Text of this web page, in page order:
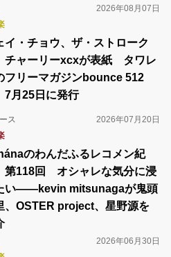
2026年08月07日
イ・チョウ、ザ・ストローク
チャーリーxcxが表紙 タワレ
フリーマガジンbounce 512
7月25日に発行
ス
2026年07月20日
のわんだふるレコメン紀
第118回 オシャレな気分に浸
い――kevin mitsunagaが鬼頭
、OSTER project、星野源を
2026年06月30日